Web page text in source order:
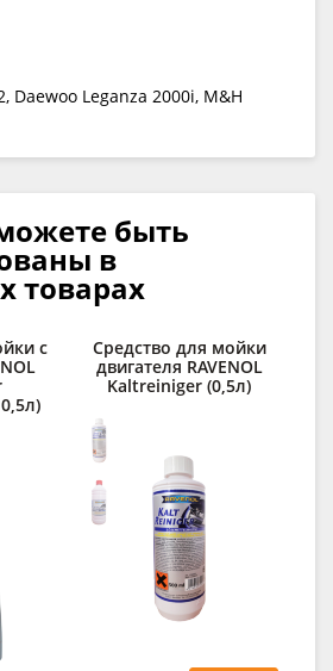
Daewoo Leganza 2000i, M&H
быть
в
товарах
с
Средство для мойки
двигателя RAVENOL
Kaltreiniger (0,5л)